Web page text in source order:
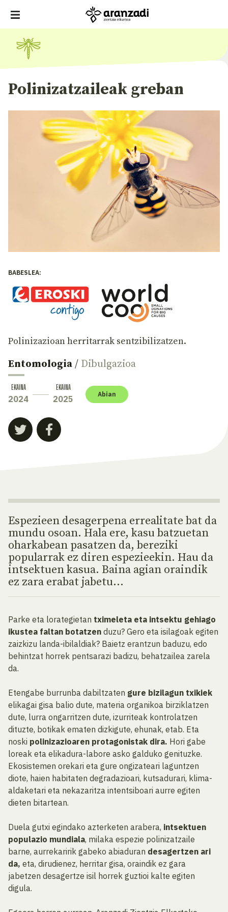
Polinizatzaileak greban
BABESLEA:
Polinizazioan herritarrak sentzibilizatzen.
Entomologia / Dibulgazioa
EKAINA
2024
EKAINA
2025 Abian
Espezieen desagerpena errealitate bat da
mundu osoan. Hala ere, kasu batzuetan
oharkabean pasatzen da, bereziki
popularrak ez diren espezieekin. Hau da
intsektuen kasua. Baina agian oraindik
ez zara erabat jabetu...
Parke eta lorategietan tximeleta eta intsektu gehiago
ikustea faltan botatzen duzu? Gero eta isilagoak egiten
zaizkizu landa-ibilaldiak? Baietz erantzun baduzu, edo
behintzat horrek pentsarazi badizu, behatzailea zarela
da.
Etengabe burrunba dabiltzaten gure bizilagun txikiek
elikagai gisa balio dute, materia organikoa birziklatzen
dute, lurra ongarritzen dute, izurriteak kontrolatzen
dituzte, botikak ematen dizkigute, ehunak, etab. Eta
noski polinizazioaren protagonistak dira. Hori gabe
loreak eta elikadura-labore asko galduko genituzke.
Ekosistemen orekari eta gure ongizateari laguntzen
diote, haien habitaten degradazioari, kutsadurari, klima-
aldaketari eta nekazaritza intentsiboari aurre egiten
dieten bitartean.
Duela gutxi egindako azterketen arabera, intsektuen
populazio mundiala, milaka espezie polinizatzaile
barne, aurrekaririk gabeko abiaduran desagertzen ari
da, eta, dirudienez, herritar gisa, oraindik ez gara
jabetzen desagertze isil horrek guztioi kalte egiten
digula.